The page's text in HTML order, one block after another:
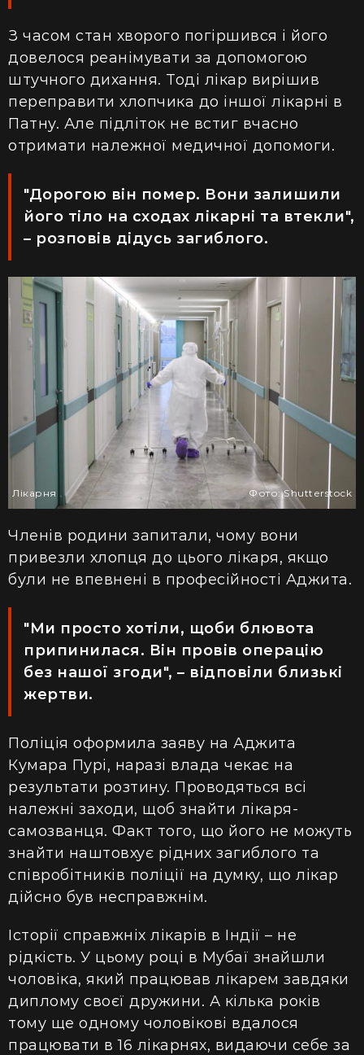
З часом стан хворого погіршився і його
довелося реанімувати за допомогою
штучного дихання. Тоді лікар вирішив
переправити хлопчика до іншої лікарні в
Патну. Але підліток не встиг вчасно
отримати належної медичної допомоги.
"Дорогою він помер. Вони залишили
його тіло на сходах лікарні та втекли",
– розповів дідусь загиблого.
Лікарня Фото: Shutterstock
Членів родини запитали, чому вони
привезли хлопця до цього лікаря, якщо
були не впевнені в професійності Аджита.
"Ми просто хотіли, щоби блювота
припинилася. Він провів операцію
без нашої згоди", – відповіли близькі
жертви.
Поліція оформила заяву на Аджита
Кумара Пурі, наразі влада чекає на
результати розтину. Проводяться всі
належні заходи, щоб знайти лікаря-
самозванця. Факт того, що його не можуть
знайти наштовхує рідних загиблого та
співробітників поліції на думку, що лікар
дійсно був несправжнім.
Історії справжніх лікарів в Індії – не
рідкість. У цьому році в Мубаї знайшли
чоловіка, який працював лікарем завдяки
диплому своєї дружини. А кілька років
тому ще одному чоловікові вдалося
працювати в 16 лікарнях, видаючи себе за